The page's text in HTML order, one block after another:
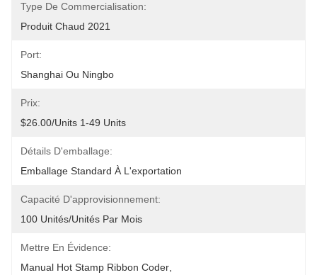
Type De Commercialisation:
Produit Chaud 2021
Port:
Shanghai Ou Ningbo
Prix:
$26.00/units 1-49 Units
Détails D'emballage:
Emballage Standard À L'exportation
Capacité D'approvisionnement:
100 Unités/unités Par Mois
Mettre En Évidence:
Manual Hot Stamp Ribbon Coder